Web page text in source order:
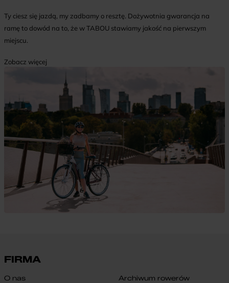
Ty ciesz się jazdą, my zadbamy o resztę. Dożywotnia gwarancja na
ramę to dowód na to, że w TABOU stawiamy jakość na pierwszym
miejscu.
Zobacz więcej
FIRMA
O nas
Archiwum rowerów